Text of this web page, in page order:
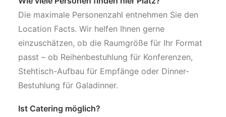
Die maximale Personenzahl entnehmen Sie den
Location Facts. Wir helfen Ihnen gerne
einzuschätzen, ob die Raumgröße für Ihr Format
passt – ob Reihenbestuhlung für Konferenzen,
Stehtisch-Aufbau für Empfänge oder Dinner-
Bestuhlung für Galadinner.
Ist Catering möglich?